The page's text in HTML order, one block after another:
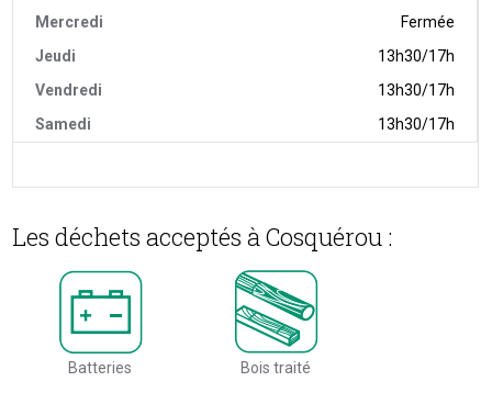
Fermée
13h30/17h
13h30/17h
13h30/17h
Les déchets acceptés à Cosquérou :
Batteries Bois traité